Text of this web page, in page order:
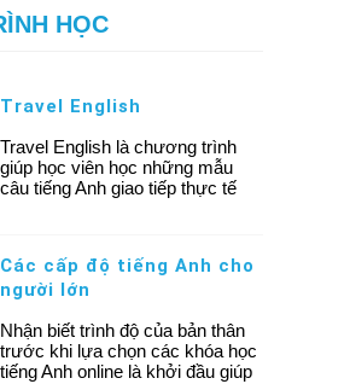
HỌC
Travel English
Travel English là chương trình
giúp học viên học những mẫu
câu tiếng Anh giao tiếp thực tế
làm thủ tục tại sân bay, nhận
phòng khách sạn, gọi món tại
hay xử lý các tình huống khẩn
cấp.
Các cấp độ tiếng Anh cho
người lớn
Nhận biết trình độ của bản thân
trước khi lựa chọn các khóa học
tiếng Anh online là khởi đầu giúp